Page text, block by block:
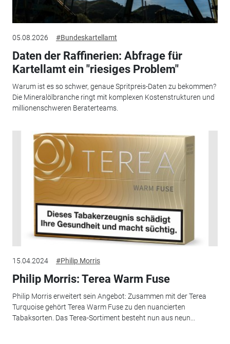
05.08.2026 #Bundeskartellamt
Daten der Raffinerien: Abfrage für
Kartellamt ein "riesiges Problem"
Warum ist es so schwer, genaue Spritpreis-Daten zu bekommen?
Die Mineralölbranche ringt mit komplexen Kostenstrukturen und
millionenschweren Beraterteams.
15.04.2024 #Philip Morris
Philip Morris: Terea Warm Fuse
Philip Morris erweitert sein Angebot: Zusammen mit der Terea
Turquoise gehört Terea Warm Fuse zu den nuancierten
Tabaksorten. Das Terea-Sortiment besteht nun aus neun...